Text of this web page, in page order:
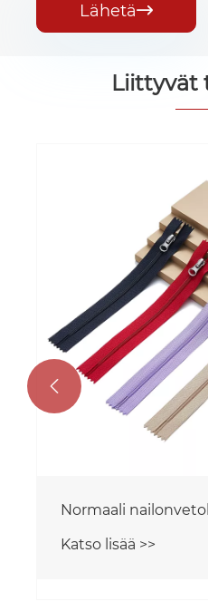
Lähetä
Liittyvät
Normaali
Katso lisää >>
